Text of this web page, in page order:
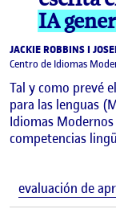
IA
JACKIE ROBBINS I
Centro de Idiomas
Tal y como prevé
para las lenguas
Idiomas
competencias
evaluación de